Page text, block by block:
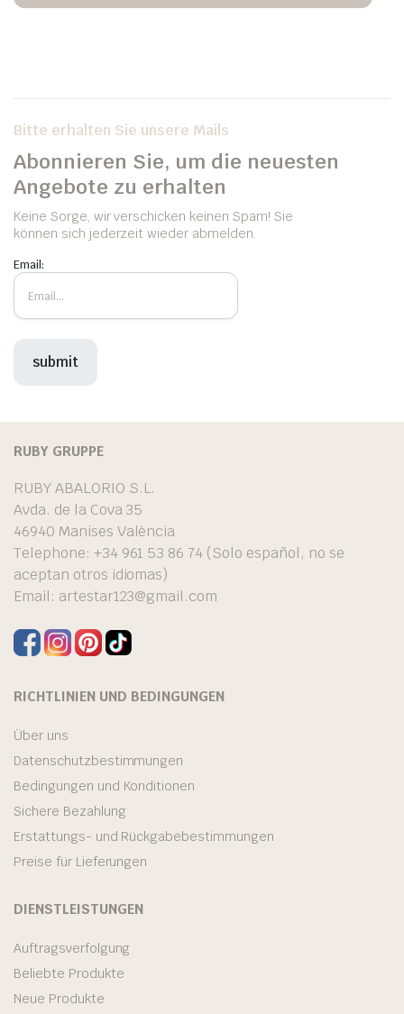
Bitte erhalten Sie unsere Mails
Abonnieren Sie, um die neuesten
Angebote zu erhalten
Keine Sorge, wir verschicken keinen Spam! Sie
können sich jederzeit wieder abmelden.
Email:
RUBY GRUPPE
RUBY ABALORIO S.L.
Avda. de la Cova 35
46940 Manises València
Telephone: +34 961 53 86 74 (Solo español, no se
aceptan otros idiomas)
Email: artestar123@gmail.com
RICHTLINIEN UND BEDINGUNGEN
Über uns
Datenschutzbestimmungen
Bedingungen und Konditionen
Sichere Bezahlung
Erstattungs- und Rückgabebestimmungen
Preise für Lieferungen
DIENSTLEISTUNGEN
Auftragsverfolgung
Beliebte Produkte
Neue Produkte